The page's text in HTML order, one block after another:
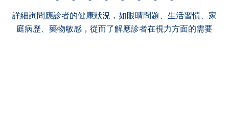
詳細詢問應診者的健康狀況，如眼睛問題、生活習慣、家
庭病歷、藥物敏感，從而了解應診者在視力方面的需要